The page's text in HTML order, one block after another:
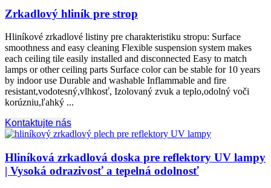
Zrkadlový hliník pre strop
Hliníkové zrkadlové listiny pre charakteristiku stropu: Surface
smoothness and easy cleaning Flexible suspension system makes
each ceiling tile easily installed and disconnected Easy to match
lamps or other ceiling parts Surface color can be stable for10 years
by indoor use Durable and washable Inflammable and fire
resistant,vodotesný,vlhkosť, Izolovaný zvuk a teplo,odolný voči
korúzniu,ľahký ...
Kontaktujte nás
Hliníková zrkadlová doska pre reflektory UV lampy
| Vysoká odrazivosť a tepelná odolnosť